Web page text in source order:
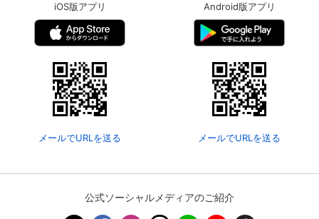
iOS版アプリ
メールでURLを送る
Android版アプリ
メールでURLを送る
公式ソーシャルメディアのご紹介